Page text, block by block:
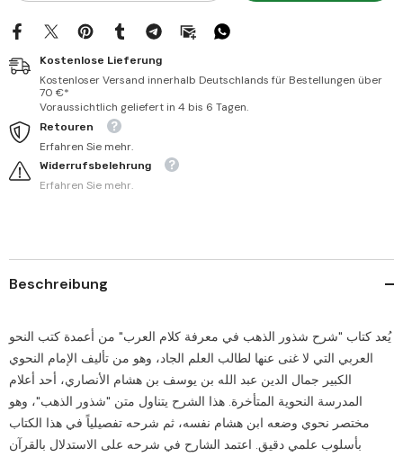
Kostenlose Lieferung
Kostenloser Versand innerhalb Deutschlands für Bestellungen über
70 €*
Voraussichtlich geliefert in 4 bis 6 Tagen.
Retouren
Erfahren Sie mehr.
Widerrufsbelehrung
Erfahren Sie mehr.
Beschreibung
يُعد كتاب "شرح شذور الذهب في معرفة كلام العرب" من أعمدة كتب النحو
العربي التي لا غنى عنها لطالب العلم الجاد، وهو من تأليف الإمام النحوي
الكبير جمال الدين عبد الله بن يوسف بن هشام الأنصاري، أحد أعلام
المدرسة النحوية المتأخرة. هذا الشرح يتناول متن "شذور الذهب"، وهو
مختصر نحوي وضعه ابن هشام نفسه، ثم شرحه تفصيلياً في هذا الكتاب
بأسلوب علمي دقيق. اعتمد الشارح في شرحه على الاستدلال بالقرآن